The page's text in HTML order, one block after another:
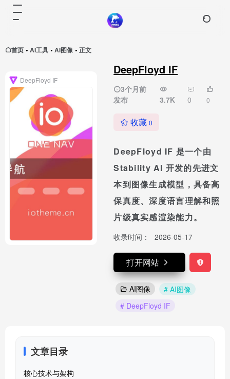
首页 • AI工具 • AI图像 • 正文
DeepFloyd IF
3个月前
发布
3.7K 0 0
收藏0
DeepFloyd IF 是一个由
Stability AI 开发的先进文
本到图像生成模型，具备高
保真度、深度语言理解和照
片级真实感渲染能力。
收录时间： 2026-05-17
打开网站
AI图像
# AI图像
# DeepFloyd IF
DeepFloyd IF
文章目录
核心技术与架构